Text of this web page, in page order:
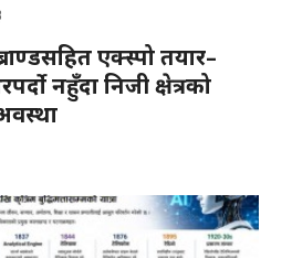
एक्स्पो तयार–
नहुँदा निजी क्षेत्रको